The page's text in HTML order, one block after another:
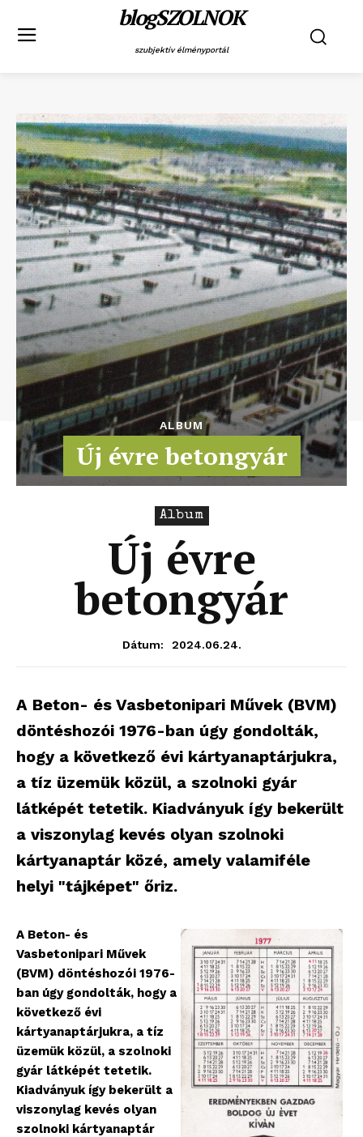
blogSZOLNOK
szubjektív élményportál
ALBUM
Új évre betongyár
Album
Új évre
betongyár
Dátum: 2024.06.24.
A Beton- és Vasbetonipari Művek (BVM)
döntéshozói 1976-ban úgy gondolták,
hogy a következő évi kártyanaptárjukra,
a tíz üzemük közül, a szolnoki gyár
látképét tetetik. Kiadványuk így bekerült
a viszonylag kevés olyan szolnoki
kártyanaptár közé, amely valamiféle
helyi "tájképet" őriz.
A Beton- és
Vasbetonipari Művek
(BVM) döntéshozói 1976-
ban úgy gondolták, hogy a
következő évi
kártyanaptárjukra, a tíz
üzemük közül, a szolnoki
gyár látképét tetetik.
Kiadványuk így bekerült a
viszonylag kevés olyan
szolnoki kártyanaptár